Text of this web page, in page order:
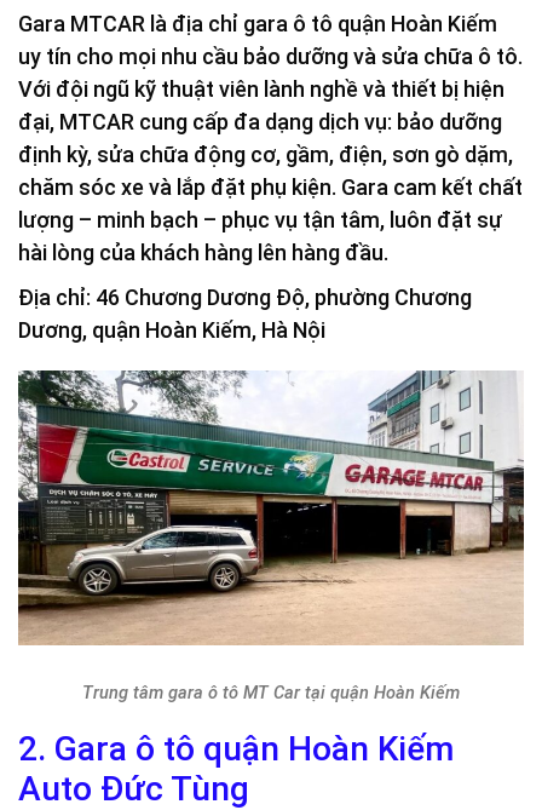
Gara MTCAR là địa chỉ gara ô tô quận Hoàn Kiếm
uy tín cho mọi nhu cầu bảo dưỡng và sửa chữa ô tô.
Với đội ngũ kỹ thuật viên lành nghề và thiết bị hiện
đại, MTCAR cung cấp đa dạng dịch vụ: bảo dưỡng
định kỳ, sửa chữa động cơ, gầm, điện, sơn gò dặm,
chăm sóc xe và lắp đặt phụ kiện. Gara cam kết chất
lượng – minh bạch – phục vụ tận tâm, luôn đặt sự
hài lòng của khách hàng lên hàng đầu.
Địa chỉ: 46 Chương Dương Độ, phường Chương
Dương, quận Hoàn Kiếm, Hà Nội
Trung tâm gara ô tô MT Car tại quận Hoàn Kiếm
2. Gara ô tô quận Hoàn Kiếm
Auto Đức Tùng